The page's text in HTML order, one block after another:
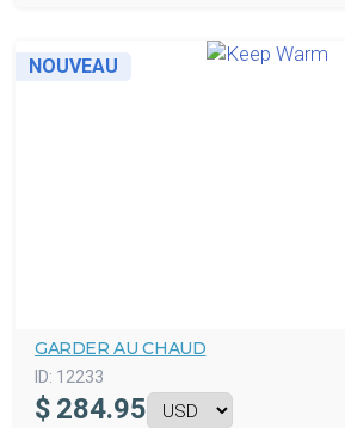
NOUVEAU
GARDER AU CHAUD
ID: 12233
$ 284.95